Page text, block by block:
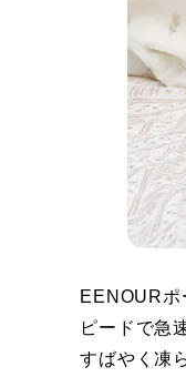
EENOURポ
ピードで急
すばやく凍